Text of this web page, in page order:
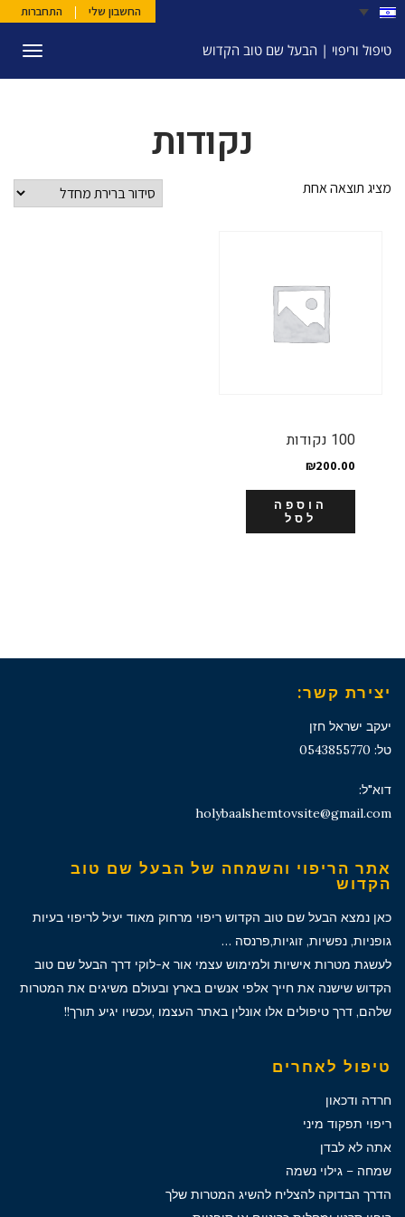
החשבון שלי | התחברות
טיפול וריפוי | הבעל שם טוב הקדוש
נקודות
מציג תוצאה אחת
100 נקודות
₪200.00
הוספה
לסל
יצירת קשר:
יעקב ישראל חזן
טל: 0543855770
דוא"ל:
holybaalshemtovsite@gmail.com
אתר הריפוי והשמחה של הבעל שם טוב
הקדוש
כאן נמצא הבעל שם טוב הקדוש ריפוי מרחוק מאוד יעיל לריפוי בעיות
גופניות, נפשיות, זוגיות,פרנסה …
לעשגת מטרות אישיות ולמימוש עצמי אור א-לוקי דרך הבעל שם טוב
הקדוש שישנה את חייך אלפי אנשים בארץ ובעולם משיגים את המטרות
שלהם, דרך טיפולים אלו אונלין באתר העצמו ,עכשיו יגיע תורך!!
טיפול לאחרים
חרדה ודכאון
ריפוי תפקוד מיני
אתה לא לבדן
שמחה – גילוי נשמה
הדרך הבדוקה להצליח להשיג המטרות שלך